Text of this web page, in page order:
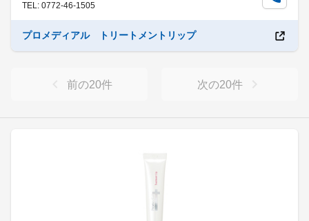
TEL: 0772-46-1505
プロメディアル トリートメントリップ
前の20件 次の20件